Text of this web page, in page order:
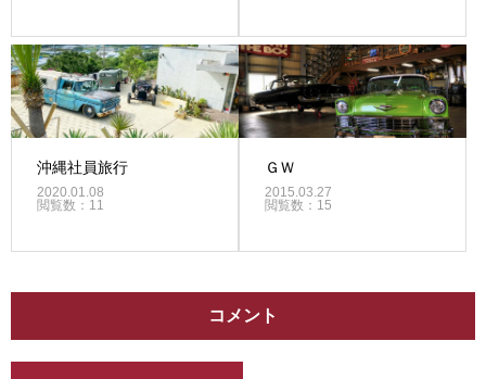
沖縄社員旅行
2020.01.08
閲覧数：11
ＧＷ
2015.03.27
閲覧数：15
コメント